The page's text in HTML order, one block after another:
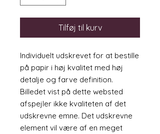
Tilføj til kurv
Individuelt udskrevet for at bestille
på papir i høj kvalitet med høj
detalje og farve definition.
Billedet vist på dette websted
afspejler ikke kvaliteten af det
udskrevne emne. Det udskrevne
element vil være af en meget